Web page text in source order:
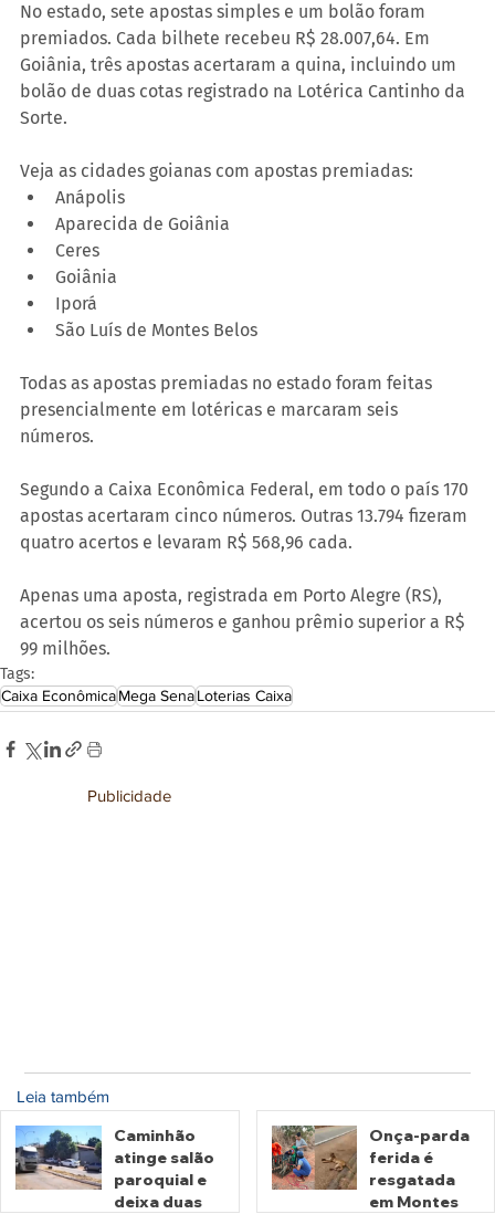
No estado, sete apostas simples e um bolão foram
premiados. Cada bilhete recebeu R$ 28.007,64. Em
Goiânia, três apostas acertaram a quina, incluindo um
bolão de duas cotas registrado na Lotérica Cantinho da
Sorte.
Veja as cidades goianas com apostas premiadas:
Anápolis
Aparecida de Goiânia
Ceres
Goiânia
Iporá
São Luís de Montes Belos
Todas as apostas premiadas no estado foram feitas
presencialmente em lotéricas e marcaram seis
números.
Segundo a Caixa Econômica Federal, em todo o país 170
apostas acertaram cinco números. Outras 13.794 fizeram
quatro acertos e levaram R$ 568,96 cada.
Apenas uma aposta, registrada em Porto Alegre (RS),
acertou os seis números e ganhou prêmio superior a R$
99 milhões.
Tags:
Caixa EconômicaMega SenaLoterias Caixa
Publicidade
Leia também
Caminhão
atinge salão
paroquial e
deixa duas
Onça-parda
ferida é
resgatada
em Montes